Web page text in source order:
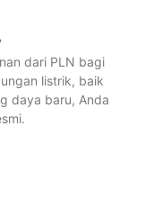
dari PLN bagi
listrik, baik
daya baru, Anda